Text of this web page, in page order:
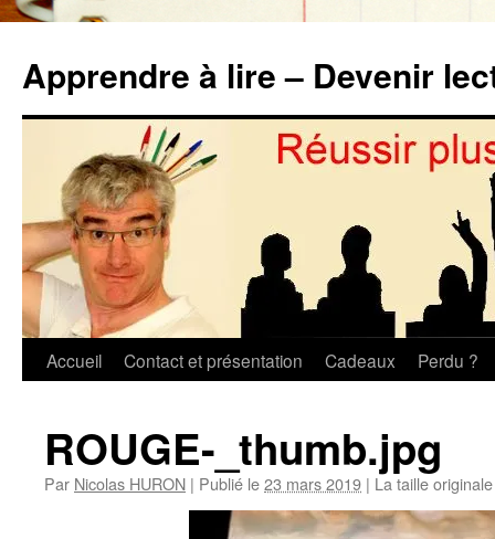
contenu
Apprendre à lire – Devenir
Accueil Contact et présentation Cadeaux Perdu ?
ROUGE-_thumb.jpg
Par Nicolas HURON | Publié le23 mars 2019 | La taille